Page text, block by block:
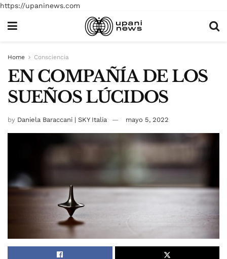
https://upaninews.com
Home Consciencia
EN COMPAÑÍA DE LOS
SUEÑOS LÚCIDOS
by Daniela Baraccani | SKY Italia mayo 5, 2022